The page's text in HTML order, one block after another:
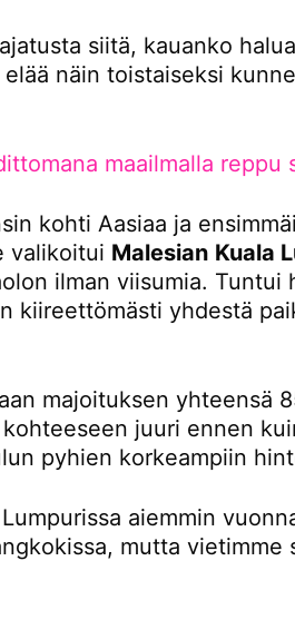
siitä, kauanko
näin toistaiseksi
maailmalla reppu
kohti Aasiaa ja
valikoitui Malesian Kuala
ilman viisumia. Tuntui
kiireettömästi yhdestä
majoituksen yhteensä
juuri ennen
pyhien korkeampiin
aiemmin
mutta vietimme